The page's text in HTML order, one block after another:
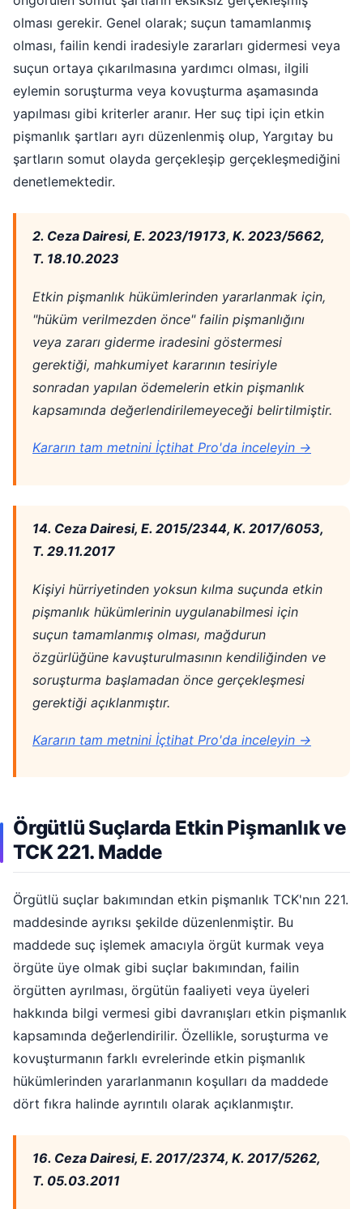
olması gerekir. Genel olarak; suçun tamamlanmış
olması, failin kendi iradesiyle zararları gidermesi veya
suçun ortaya çıkarılmasına yardımcı olması, ilgili
eylemin soruşturma veya kovuşturma aşamasında
yapılması gibi kriterler aranır. Her suç tipi için etkin
pişmanlık şartları ayrı düzenlenmiş olup, Yargıtay bu
şartların somut olayda gerçekleşip gerçekleşmediğini
denetlemektedir.
2. Ceza Dairesi, E. 2023/19173, K. 2023/5662,
T. 18.10.2023
Etkin pişmanlık hükümlerinden yararlanmak için,
"hüküm verilmezden önce" failin pişmanlığını
veya zararı giderme iradesini göstermesi
gerektiği, mahkumiyet kararının tesiriyle
sonradan yapılan ödemelerin etkin pişmanlık
kapsamında değerlendirilemeyeceği belirtilmiştir.
Kararın tam metnini İçtihat Pro'da inceleyin →
14. Ceza Dairesi, E. 2015/2344, K. 2017/6053,
T. 29.11.2017
Kişiyi hürriyetinden yoksun kılma suçunda etkin
pişmanlık hükümlerinin uygulanabilmesi için
suçun tamamlanmış olması, mağdurun
özgürlüğüne kavuşturulmasının kendiliğinden ve
soruşturma başlamadan önce gerçekleşmesi
gerektiği açıklanmıştır.
Kararın tam metnini İçtihat Pro'da inceleyin →
Örgütlü Suçlarda Etkin Pişmanlık ve
TCK 221. Madde
Örgütlü suçlar bakımından etkin pişmanlık TCK'nın 221.
maddesinde ayrıksı şekilde düzenlenmiştir. Bu
maddede suç işlemek amacıyla örgüt kurmak veya
örgüte üye olmak gibi suçlar bakımından, failin
örgütten ayrılması, örgütün faaliyeti veya üyeleri
hakkında bilgi vermesi gibi davranışları etkin pişmanlık
kapsamında değerlendirilir. Özellikle, soruşturma ve
kovuşturmanın farklı evrelerinde etkin pişmanlık
hükümlerinden yararlanmanın koşulları da maddede
dört fıkra halinde ayrıntılı olarak açıklanmıştır.
16. Ceza Dairesi, E. 2017/2374, K. 2017/5262,
T. 05.03.2011